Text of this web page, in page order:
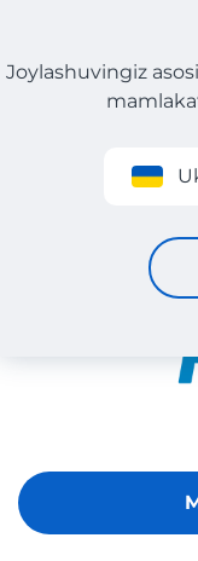
Roʻyxatdan
Joylashuvingiz